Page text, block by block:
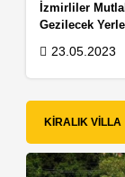
İzmirliler
Gezilecek
23.05.2023
KIRALIK VILLA